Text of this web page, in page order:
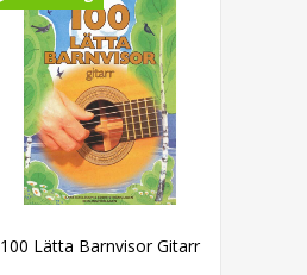
100 Lätta Barnvisor Gitarr